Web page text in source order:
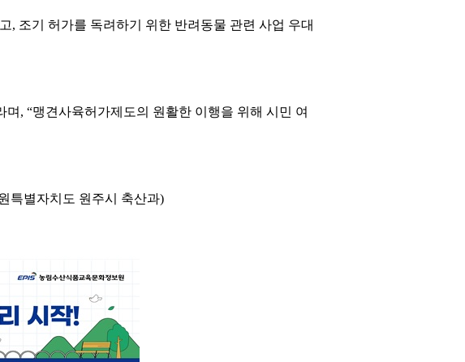
, 조기 허가를 독려하기 위한 반려동물 관련 사업 우대
, “맹견사육허가제도의 원활한 이행을 위해 시민 여
특별자치도 원주시 축산과)